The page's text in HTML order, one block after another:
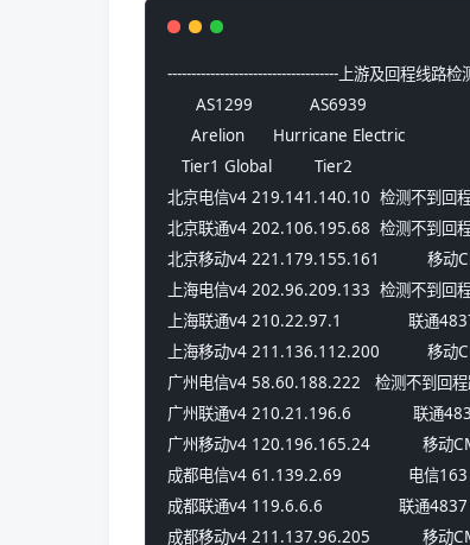
------------------------------------上游及回程线路检
      AS1299            AS6939
     Arelion      Hurricane Electric
   Tier1 Global         Tier2
北京电信v4 219.141.140.10  检测不到回
北京联通v4 202.106.195.68  检测不到回
北京移动v4 221.179.155.161          移动
上海电信v4 202.96.209.133  检测不到回
上海联通v4 210.22.97.1              联通
上海移动v4 211.136.112.200          移动
广州电信v4 58.60.188.222   检测不到回
广州联通v4 210.21.196.6             联通
广州移动v4 120.196.165.24           移动
成都电信v4 61.139.2.69              电信
成都联通v4 119.6.6.6                联通
成都移动v4 211.137.96.205           移动